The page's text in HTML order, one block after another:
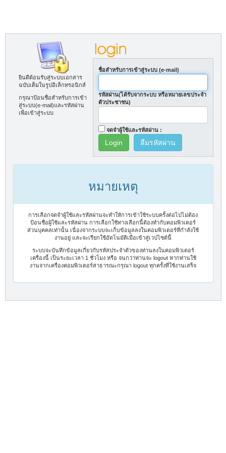
ชื่อสำหรับการเข้าสู่ระบบ (e-mail)
รหัสผ่าน(ได้รับจากระบบ หรือหมายเลขประจำ
ตัวประชาชน)
จดจำผู้ใช้และรหัสผ่าน :
ลืมรหัสผ่าน
ยินดีต้อนรับสู่ระบบเอกสาร
ฉบับเต็มในรูปอิเล็กทรอนิกส์
กรุณาป้อนชื่อสำหรับการเข้า
สู่ระบบ(e-mail)และรหัสผ่าน
เพื่อเข้าสู่ระบบ
หมายเหตุ
การเลือกจดจำผู้ใช้และรหัสผ่านจะทำให้การเข้าใช้ระบบครั้งต่อไปไม่ต้อง
ป้อนชื่อผู้ใช้และรหัสผ่าน การเลือกใช้ทางเลือกนี้ต้องทำกับคอมพิวเตอร์
ส่วนบุคคลเท่านั้น เนื่องจากระบบจะเก็บข้อมูลลงในคอมพิวเตอร์ที่กำลังใช้
งานอยู่ และจะเรียกใช้อัตโนมัติเมื่อเข้าสู่เวปไซต์นี้
ระบบจะบันทึกข้อมูลเกี่ยวกับรหัสประจำตัวของท่านลงในคอมพิวเตอร์
เครื่องนี้ เป็นระยะเวลา 1 ชั่วโมง หรือ จนกว่าท่านจะ logout หากท่านใช้
งานจากเครื่องคอมพิวเตอร์สาธารณะกรุณา logout ทุกครั้งที่ใช้งานเสร็จ